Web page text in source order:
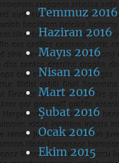
Temmuz 2016
Haziran 2016
Mayıs 2016
Nisan 2016
Mart 2016
Şubat 2016
Ocak 2016
Ekim 2015